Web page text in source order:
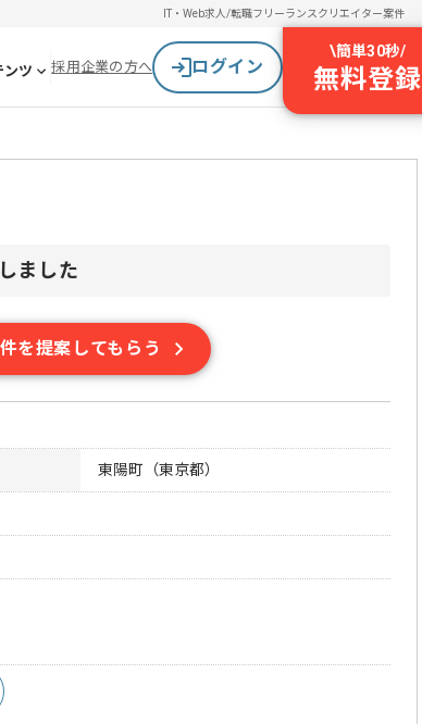
IT・Web求人/転職フリーランスクリエイター案件
ンツ 採用企業の方へ ログイン
\簡単30秒/
無料登録
ました
を提案してもらう
東陽町（東京都）